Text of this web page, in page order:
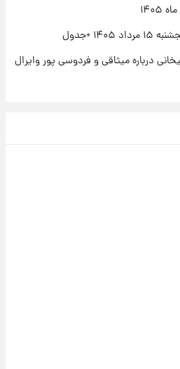
+جدول
درباره میثاقی و فردوسی پور وایرال